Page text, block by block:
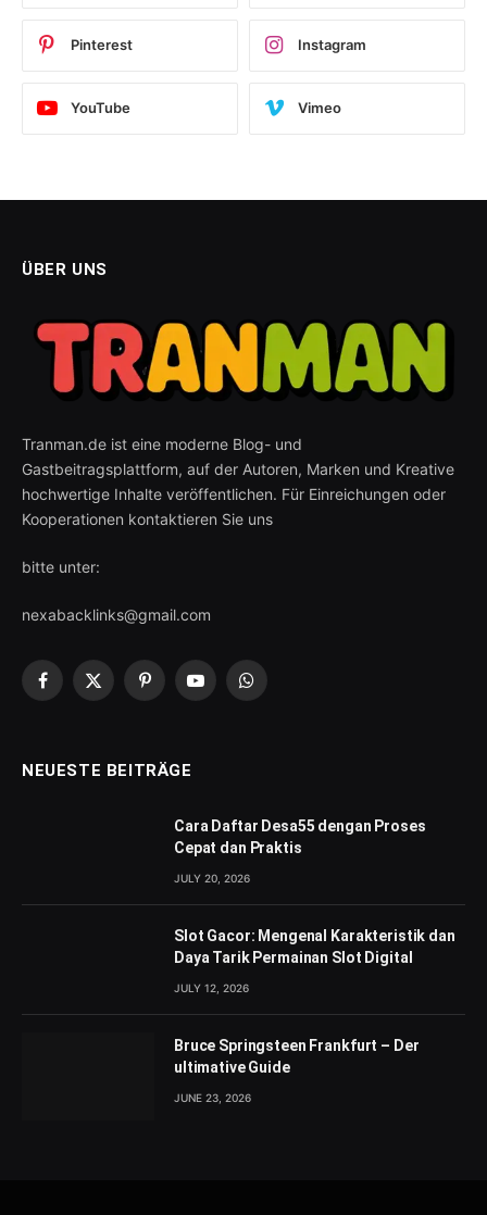
Pinterest Instagram
YouTube Vimeo
ÜBER UNS
Tranman.de ist eine moderne Blog- und
Gastbeitragsplattform, auf der Autoren, Marken und Kreative
hochwertige Inhalte veröffentlichen. Für Einreichungen oder
Kooperationen kontaktieren Sie uns
bitte unter:
nexabacklinks@gmail.com
Facebook
X
PinterestYouTubeWhatsApp
NEUESTE BEITRÄGE
Cara Daftar Desa55 dengan Proses
Cepat dan Praktis
JULY 20, 2026
Slot Gacor: Mengenal Karakteristik dan
Daya Tarik Permainan Slot Digital
JULY 12, 2026
Bruce Springsteen Frankfurt – Der
ultimative Guide
JUNE 23, 2026